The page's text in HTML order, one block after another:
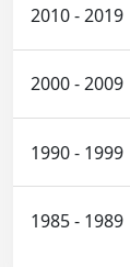
2010 - 2019
2000 - 2009
1990 - 1999
1985 - 1989